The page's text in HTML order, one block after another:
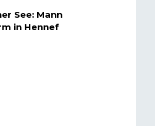
See: Mann
in Hennef